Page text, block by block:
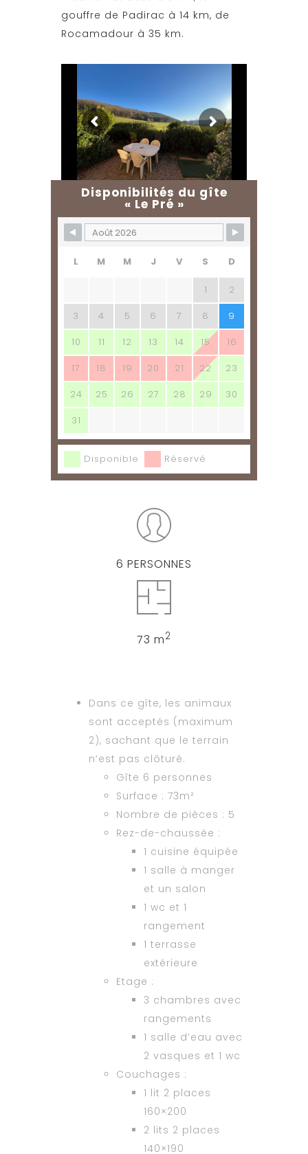
gouffre de Padirac à 14 km, de
Rocamadour à 35 km.
Disponibilités du gîte
« Le Pré »
L M M J V S D
1
2
3
4 5 6 7 8
9
10
11 12 13 14 15
16
17
18 19 20 21 22
23
24
25 26 27 28 29
30
31
Disponible Réservé
6 PERSONNES
73 m2
Dans ce gîte, les animaux
sont acceptés (maximum
2), sachant que le terrain
n’est pas clôturé.
Gîte 6 personnes
Surface : 73m²
Nombre de pièces : 5
Rez-de-chaussée :
1 cuisine équipée
1 salle à manger
et un salon
1 wc et 1
rangement
1 terrasse
extérieure
Etage :
3 chambres avec
rangements
1 salle d’eau avec
2 vasques et 1 wc
Couchages :
1 lit 2 places
160×200
2 lits 2 places
140×190